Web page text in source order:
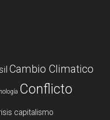
Cambio Climatico
Conflicto
capitalismo